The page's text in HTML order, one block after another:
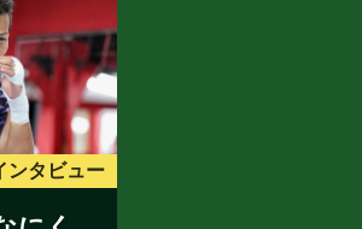
ンタビュー